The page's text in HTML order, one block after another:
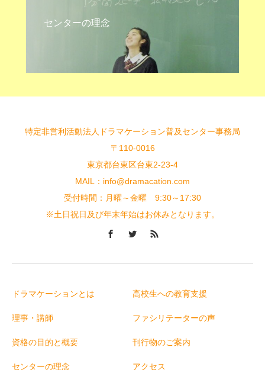
センターの理念
特定非営利活動法人ドラマケーション普及センター事務局
〒110-0016
東京都台東区台東2-23-4
MAIL：info@dramacation.com
受付時間：月曜～金曜 9:30～17:30
※土日祝日及び年末年始はお休みとなります。
ドラマケーションとは
理事・講師
資格の目的と概要
センターの理念
高校生への教育支援
ファシリテーターの声
刊行物のご案内
アクセス